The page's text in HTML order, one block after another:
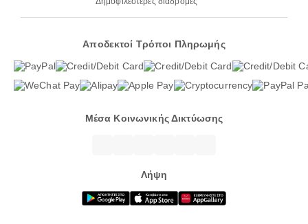
Αποδεκτοί Τρόποι Πληρωμής
Μέσα Κοινωνικής Δικτύωσης
Λήψη